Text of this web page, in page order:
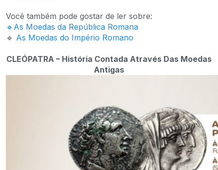
Você também pode gostar de ler sobre:
🔹As Moedas da República Romana
🔹 As Moedas do Império Romano
CLEÓPATRA – História Contada Através Das Moedas
Antigas